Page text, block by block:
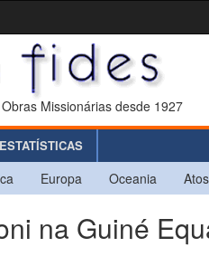
Missionárias desde 1927
ESTATÍSTICAS
Europa Oceania
na Guiné